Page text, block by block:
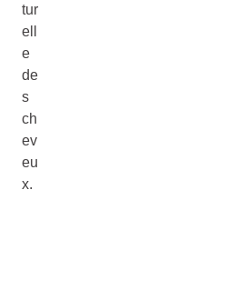
tur
ell
e
de
s
ch
ev
eu
x.